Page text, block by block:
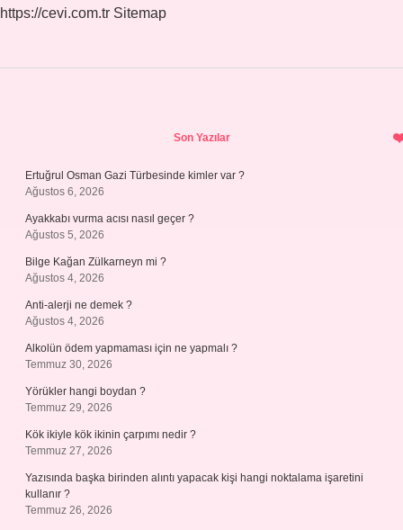
https://cevi.com.tr Sitemap
Son Yazılar
Ertuğrul Osman Gazi Türbesinde kimler var ?
Ağustos 6, 2026
Ayakkabı vurma acısı nasıl geçer ?
Ağustos 5, 2026
Bilge Kağan Zülkarneyn mi ?
Ağustos 4, 2026
Anti-alerji ne demek ?
Ağustos 4, 2026
Alkolün ödem yapmaması için ne yapmalı ?
Temmuz 30, 2026
Yörükler hangi boydan ?
Temmuz 29, 2026
Kök ikiyle kök ikinin çarpımı nedir ?
Temmuz 27, 2026
Yazısında başka birinden alıntı yapacak kişi hangi noktalama işaretini
kullanır ?
Temmuz 26, 2026